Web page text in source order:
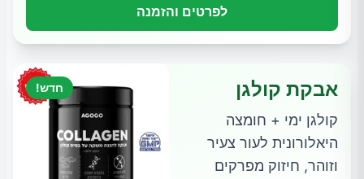
לפרטים והזמנה
חדש! אבקת קולגן
קולגן ימי + חומצה
היאלורונית לעור צעיר
וזוהר, חיזוק מפרקים